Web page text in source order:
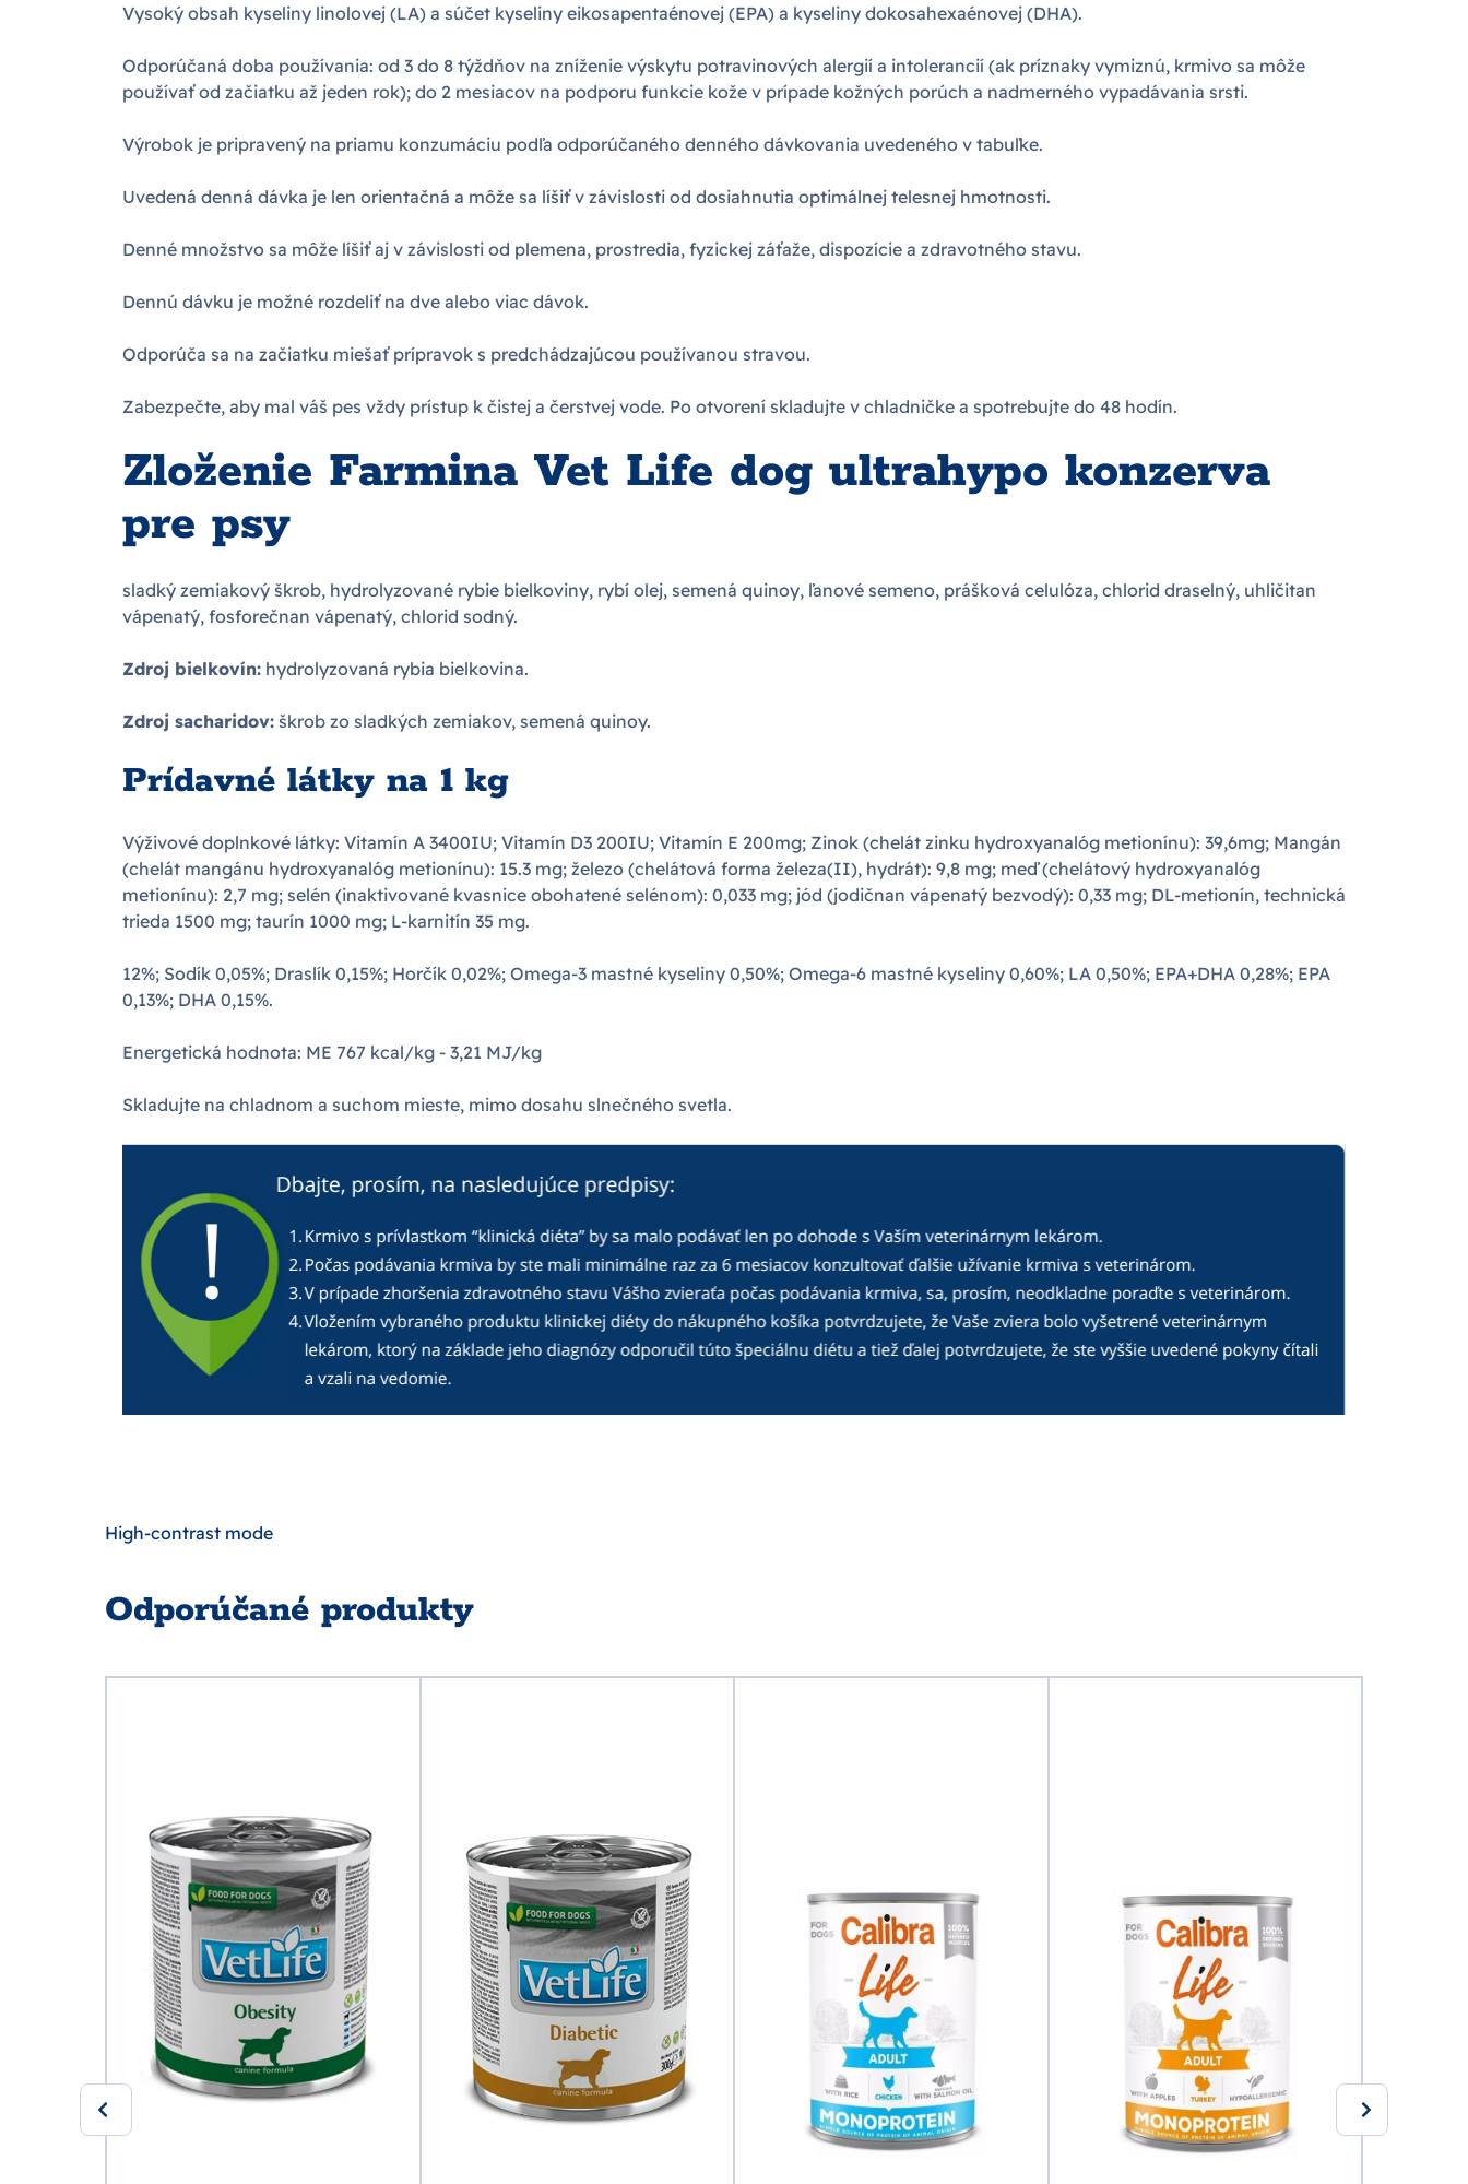
Vysoký obsah kyseliny linolovej (LA) a súčet kyseliny eikosapentaénovej (EPA) a kyseliny dokosahexaénovej (DHA).
Odporúčaná doba používania: od 3 do 8 týždňov na zníženie výskytu potravinových alergií a intolerancií (ak príznaky vymiznú, krmivo sa môže
používať od začiatku až jeden rok); do 2 mesiacov na podporu funkcie kože v prípade kožných porúch a nadmerného vypadávania srsti.
Výrobok je pripravený na priamu konzumáciu podľa odporúčaného denného dávkovania uvedeného v tabuľke.
Uvedená denná dávka je len orientačná a môže sa líšiť v závislosti od dosiahnutia optimálnej telesnej hmotnosti.
Denné množstvo sa môže líšiť aj v závislosti od plemena, prostredia, fyzickej záťaže, dispozície a zdravotného stavu.
Dennú dávku je možné rozdeliť na dve alebo viac dávok.
Odporúča sa na začiatku miešať prípravok s predchádzajúcou používanou stravou.
Zabezpečte, aby mal váš pes vždy prístup k čistej a čerstvej vode. Po otvorení skladujte v chladničke a spotrebujte do 48 hodín.
Zloženie Farmina Vet Life dog ultrahypo konzerva
pre psy
sladký zemiakový škrob, hydrolyzované rybie bielkoviny, rybí olej, semená quinoy, ľanové semeno, prášková celulóza, chlorid draselný, uhličitan
vápenatý, fosforečnan vápenatý, chlorid sodný.
Zdroj bielkovín: hydrolyzovaná rybia bielkovina.
Zdroj sacharidov: škrob zo sladkých zemiakov, semená quinoy.
Prídavné látky na 1 kg
Výživové doplnkové látky: Vitamín A 3400IU; Vitamín D3 200IU; Vitamín E 200mg; Zinok (chelát zinku hydroxyanalóg metionínu): 39,6mg; Mangán
(chelát mangánu hydroxyanalóg metionínu): 15.3 mg; železo (chelátová forma železa(II), hydrát): 9,8 mg; meď (chelátový hydroxyanalóg
metionínu): 2,7 mg; selén (inaktivované kvasnice obohatené selénom): 0,033 mg; jód (jodičnan vápenatý bezvodý): 0,33 mg; DL-metionín, technická
trieda 1500 mg; taurín 1000 mg; L-karnitín 35 mg.
12%; Sodík 0,05%; Draslík 0,15%; Horčík 0,02%; Omega-3 mastné kyseliny 0,50%; Omega-6 mastné kyseliny 0,60%; LA 0,50%; EPA+DHA 0,28%; EPA
0,13%; DHA 0,15%.
Energetická hodnota: ME 767 kcal/kg - 3,21 MJ/kg
Skladujte na chladnom a suchom mieste, mimo dosahu slnečného svetla.
High-contrast mode
Odporúčané produkty